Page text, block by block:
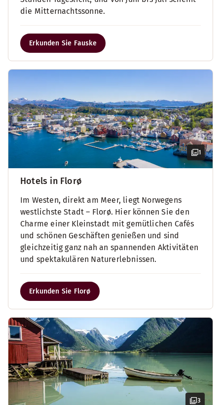
die Mitternachtssonne.
Erkunden Sie Fauske
1
Hotels in Florø
Im Westen, direkt am Meer, liegt Norwegens
westlichste Stadt – Florø. Hier können Sie den
Charme einer Kleinstadt mit gemütlichen Cafés
und schönen Geschäften genießen und sind
gleichzeitig ganz nah an spannenden Aktivitäten
und spektakulären Naturerlebnissen.
Erkunden Sie Florø
3